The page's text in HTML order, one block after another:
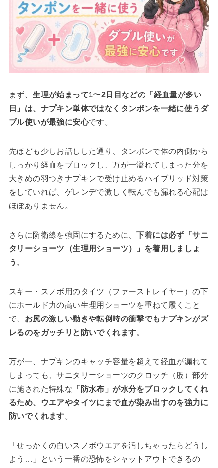
まず、生理が始まって1〜2日目などの「経血量が多い
日」は、ナプキン単体ではなくタンポンを一緒に使うダ
ブル使いが最強に安心です。
先ほども少しお話しした通り、タンポンで体の内側から
しっかり経血をブロックし、万が一溢れてしまった分を
大きめの羽つきナプキンで受け止めるハイブリッド対策
をしていれば、ゲレンデで激しく転んでも漏れる心配は
ほぼありません。
さらに防衛線を強固にするために、下着には必ず「サニ
タリーショーツ（生理用ショーツ）」を着用しましょ
う 。
スキー・スノボ用のタイツ（ファーストレイヤー）の下
にホールド力の高い生理用ショーツを重ねて履くこと
で、 お尻の激しい動きや転倒時の衝撃でもナプキンがズ
レるのをガッチリと防いでくれます。
万が一、ナプキンのキャッチ容量を超えて経血が漏れて
しまっても、サニタリーショーツのクロッチ（股）部分
に施された特殊な 「防水布」が水分をブロックしてくれ
るため、ウエアやタイツにまで血が染み出すのを強力に
防いでくれます。
「せっかくの白いスノボウエアを汚しちゃったらどうし
よう…」という一番の恐怖をシャットアウトできるの